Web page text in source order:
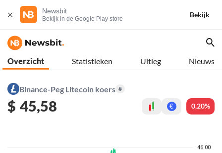
Newsbit
Bekijk in de Google Play store
Bekijk
Overzicht Statistieken Uitleg Nieuws
Binance-Peg Litecoin koers #
$ 45,58 € 0,20%